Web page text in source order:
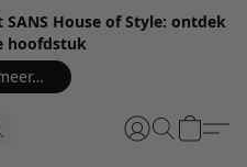
House of Style: ontdek
hoofdstuk